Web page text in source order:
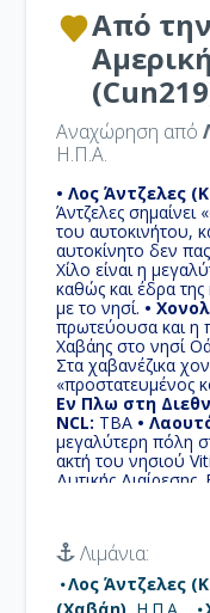
Από
Αναχώρηση από
Η.Π.Α.
• Λος Άντζελες
Άντζελες σημαίνει
του αυτοκινήτου,
αυτοκίνητο δεν
Χίλο είναι η
καθώς και έδρα της
με το νησί. •
πρωτεύουσα και η
Χαβάης στο νησί
Στα χαβανέζικα
«προστατευμένος
Εν Πλω στη
NCL: TBA •
μεγαλύτερη πόλη
ακτή του νησιού
Δυτικής
περιοχής
Πρωτεύουσα της
βρίσκεται σε έναν
υδάτων που
Φιλοξενεί την
Λιμάνια:
Λος Άντζελες